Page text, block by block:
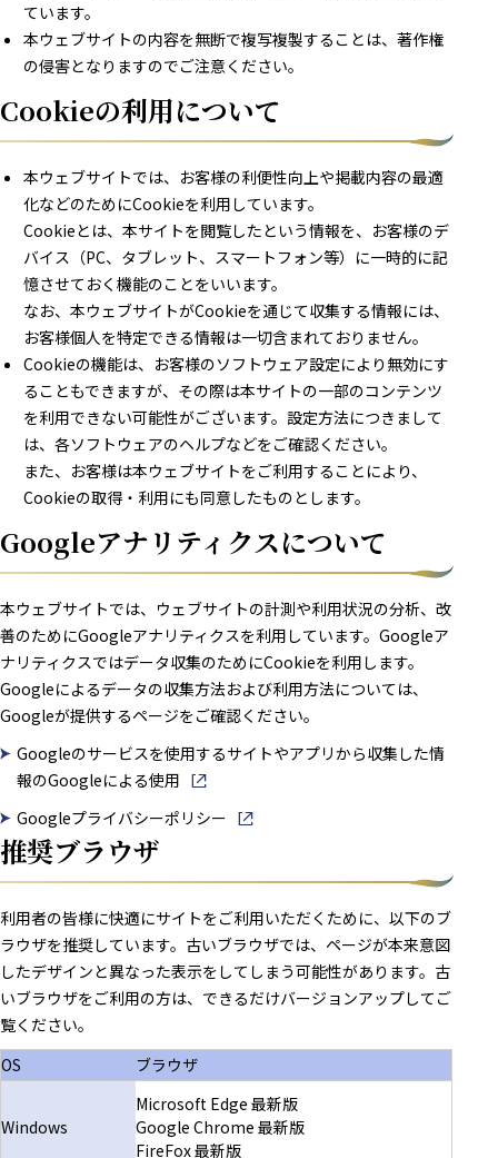
ています。
本ウェブサイトの内容を無断で複写複製することは、著作権
の侵害となりますのでご注意ください。
Cookieの利用について
本ウェブサイトでは、お客様の利便性向上や掲載内容の最適
化などのためにCookieを利用しています。
Cookieとは、本サイトを閲覧したという情報を、お客様のデ
バイス（PC、タブレット、スマートフォン等）に一時的に記
憶させておく機能のことをいいます。
なお、本ウェブサイトがCookieを通じて収集する情報には、
お客様個人を特定できる情報は一切含まれておりません。
Cookieの機能は、お客様のソフトウェア設定により無効にす
ることもできますが、その際は本サイトの一部のコンテンツ
を利用できない可能性がございます。設定方法につきまして
は、各ソフトウェアのヘルプなどをご確認ください。
また、お客様は本ウェブサイトをご利用することにより、
Cookieの取得・利用にも同意したものとします。
Googleアナリティクスについて
本ウェブサイトでは、ウェブサイトの計測や利用状況の分析、改
善のためにGoogleアナリティクスを利用しています。Googleア
ナリティクスではデータ収集のためにCookieを利用します。
Googleによるデータの収集方法および利用方法については、
Googleが提供するページをご確認ください。
Googleのサービスを使用するサイトやアプリから収集した情
報のGoogleによる使用 別窓で開きます
Googleプライバシーポリシー 別窓で開きます
推奨ブラウザ
利用者の皆様に快適にサイトをご利用いただくために、以下のブ
ラウザを推奨しています。古いブラウザでは、ページが本来意図
したデザインと異なった表示をしてしまう可能性があります。古
いブラウザをご利用の方は、できるだけバージョンアップしてご
覧ください。
OS
ブラウザ
Windows
Microsoft Edge 最新版
Google Chrome 最新版
FireFox 最新版